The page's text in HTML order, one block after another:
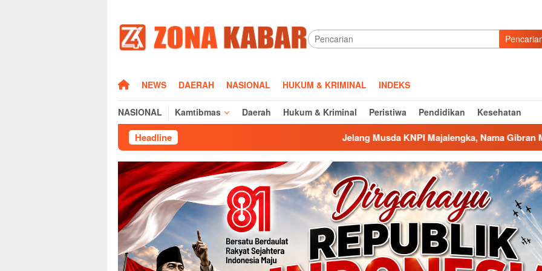
konten
HOMENEWS DAERAH NASIONAL HUKUM & KRIMINAL INDEKS
NASIONAL Kamtibmas Daerah Hukum & Kriminal Peristiwa Pendidikan Kesehatan
Headline Jelang Musda KNPI Majalengka, Nama Gibran Maulana Suherman